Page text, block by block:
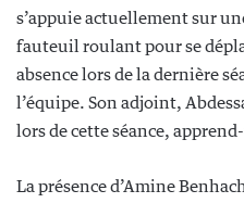
s’appuie actuellement sur
fauteuil roulant pour se
absence lors de la dernière
l’équipe. Son adjoint,
lors de cette séance,
La présence d’Amine